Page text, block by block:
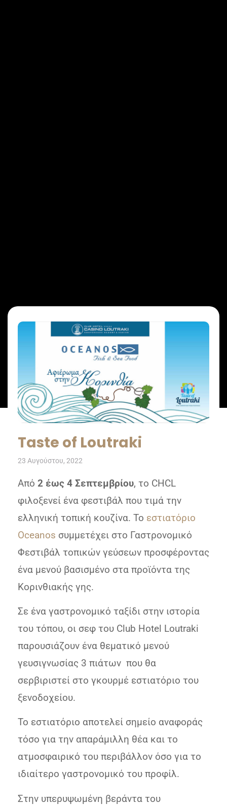
Taste of Loutraki
23 Αυγούστου, 2022
Από 2 έως 4 Σεπτεμβρίου, το CHCL
φιλοξενεί ένα φεστιβάλ που τιμά την
ελληνική τοπική κουζίνα. Το εστιατόριο
Oceanos συμμετέχει στο Γαστρονομικό
Φεστιβάλ τοπικών γεύσεων προσφέροντας
ένα μενού βασισμένο στα προϊόντα της
Κορινθιακής γης.
Σε ένα γαστρονομικό ταξίδι στην ιστορία
του τόπου, οι σεφ του Club Hotel Loutraki
παρουσιάζουν ένα θεματικό μενού
γευσιγνωσίας 3 πιάτων που θα
σερβιριστεί στο γκουρμέ εστιατόριο του
ξενοδοχείου.
Το εστιατόριο αποτελεί σημείο αναφοράς
τόσο για την απαράμιλλη θέα και το
ατμοσφαιρικό του περιβάλλον όσο για το
ιδιαίτερο γαστρονομικό του προφίλ.
Στην υπερυψωμένη βεράντα του